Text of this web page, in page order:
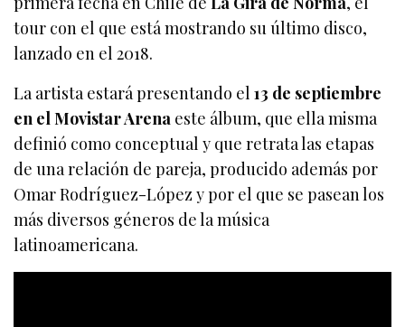
tour con el que está mostrando su último disco,
lanzado en el 2018.
La artista estará presentando el13 de septiembre
en el Movistar Arena este álbum, que ella misma
definió como conceptual y que retrata las etapas
de una relación de pareja, producido además por
Omar Rodríguez-López y por el que se pasean los
más diversos géneros de la música
latinoamericana.